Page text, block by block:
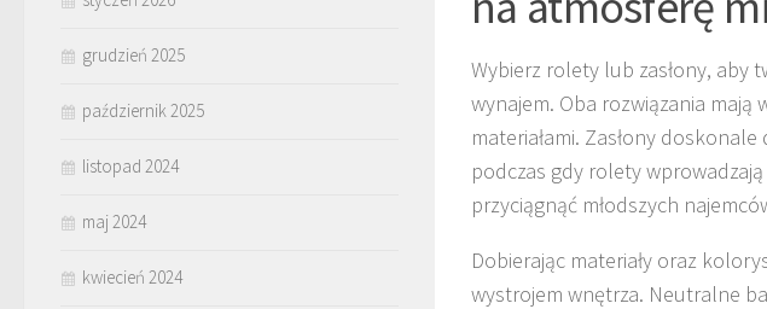
Wybierz rolety lub zasłony, aby
wynajem. Oba rozwiązania mają
materiałami. Zasłony
podczas gdy rolety wprowadzają
przyciągnąć młodszych
Dobierając materiały oraz
wystrojem wnętrza. Neutralne
grudzień 2025
październik 2025
listopad 2024
maj 2024
kwiecień 2024